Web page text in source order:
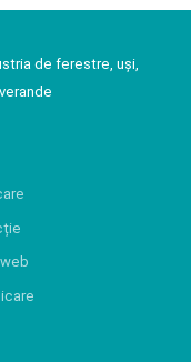
de ferestre, uși,